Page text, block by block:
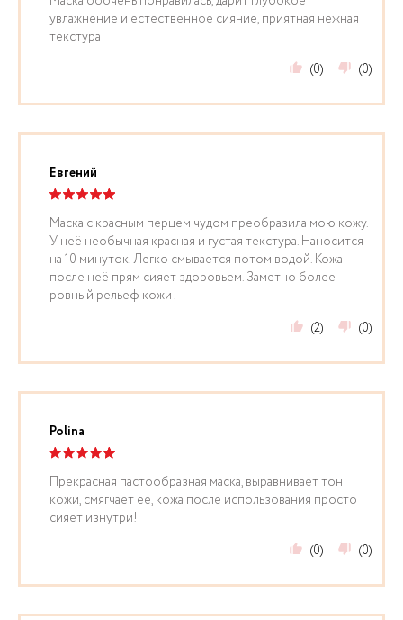
увлажнение и естественное сияние, приятная нежная
текстура
(0)
(0)
Евгений
Маска с красным перцем чудом преобразила мою кожу.
У неё необычная красная и густая текстура. Наносится
на 10 минуток. Легко смывается потом водой. Кожа
после неё прям сияет здоровьем. Заметно более
ровный рельеф кожи .
(2)
(0)
Polina
Прекрасная пастообразная маска, выравнивает тон
кожи, смягчает ее, кожа после использования просто
сияет изнутри!
(0)
(0)